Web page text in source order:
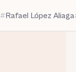
Rafael López Aliaga